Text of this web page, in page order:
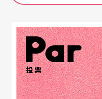
比專制低了半階，政
藝術最大贊助角色的
大量預算用於文化藝
今，作品被公款典藏
投票